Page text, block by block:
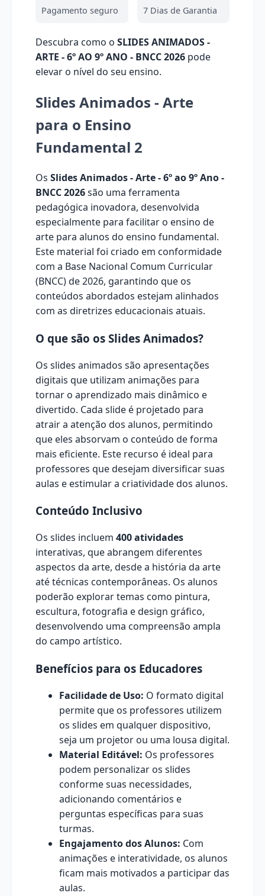
Pagamento seguro 7 Dias de Garantia
Descubra como o SLIDES ANIMADOS -
ARTE - 6º AO 9º ANO - BNCC 2026 pode
elevar o nível do seu ensino.
Slides Animados - Arte
para o Ensino
Fundamental 2
Os Slides Animados - Arte - 6º ao 9º Ano -
BNCC 2026são uma ferramenta
pedagógica inovadora, desenvolvida
especialmente para facilitar o ensino de
arte para alunos do ensino fundamental.
Este material foi criado em conformidade
com a Base Nacional Comum Curricular
(BNCC) de 2026, garantindo que os
conteúdos abordados estejam alinhados
com as diretrizes educacionais atuais.
O que são os Slides Animados?
Os slides animados são apresentações
digitais que utilizam animações para
tornar o aprendizado mais dinâmico e
divertido. Cada slide é projetado para
atrair a atenção dos alunos, permitindo
que eles absorvam o conteúdo de forma
mais eficiente. Este recurso é ideal para
professores que desejam diversificar suas
aulas e estimular a criatividade dos alunos.
Conteúdo Inclusivo
Os slides incluem 400 atividades
interativas, que abrangem diferentes
aspectos da arte, desde a história da arte
até técnicas contemporâneas. Os alunos
poderão explorar temas como pintura,
escultura, fotografia e design gráfico,
desenvolvendo uma compreensão ampla
do campo artístico.
Benefícios para os Educadores
Facilidade de Uso: O formato digital
permite que os professores utilizem
os slides em qualquer dispositivo,
seja um projetor ou uma lousa digital.
Material Editável: Os professores
podem personalizar os slides
conforme suas necessidades,
adicionando comentários e
perguntas específicas para suas
turmas.
Engajamento dos Alunos: Com
animações e interatividade, os alunos
ficam mais motivados a participar das
aulas.